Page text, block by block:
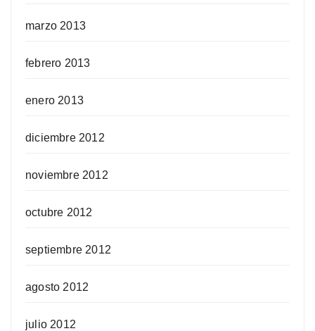
marzo 2013
febrero 2013
enero 2013
diciembre 2012
noviembre 2012
octubre 2012
septiembre 2012
agosto 2012
julio 2012